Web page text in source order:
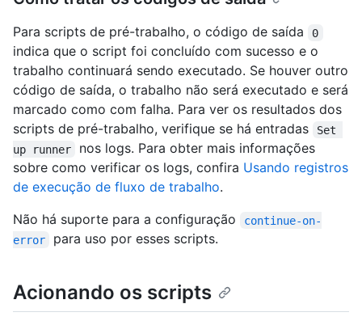
Para scripts de pré-trabalho, o código de saída 0
indica que o script foi concluído com sucesso e o
trabalho continuará sendo executado. Se houver outro
código de saída, o trabalho não será executado e será
marcado como com falha. Para ver os resultados dos
scripts de pré-trabalho, verifique se há entradas
Set
up runner
nos logs. Para obter mais informações
sobre como verificar os logs, confira Usando registros
de execução de fluxo de trabalho.
Não há suporte para a configuração
continue-on-
error
para uso por esses scripts.
Acionando os scripts